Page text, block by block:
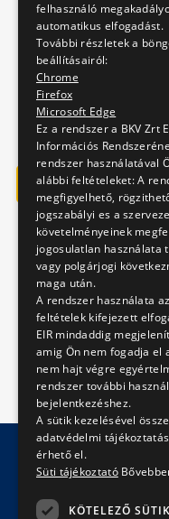
BRÚNÓ
Ár:6190 Ft
Impresszum Jogi
felhasználó
automatikus elfogadást.
További részletek a
beállításairól:
Chrome
Firefox
Microsoft Edge
Ez a rendszer a BKV Zrt
Információs
rendszer használatával
alábbi feltételeket: A
megfigyelhető,
jogszabályi es a
követelményeinek
jogosulatlan használata
vagy polgárjogi
maga után.
A rendszer használata
feltételek kifejezett
EIR mindaddig
amig Ön nem fogadja el
nem hajt végre
rendszer további
bejelentkezéshez.
A sütik kezelésével
adatvédelmi
érhető el.
Süti tájékoztató
KÖTELEZŐ SÜTIK